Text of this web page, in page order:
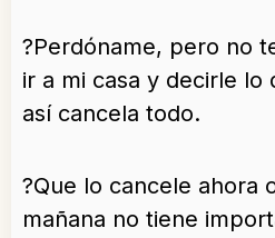
?Perdóname, pero no
ir a mi casa y decirle lo
así cancela todo.
?Que lo cancele ahora
mañana no tiene